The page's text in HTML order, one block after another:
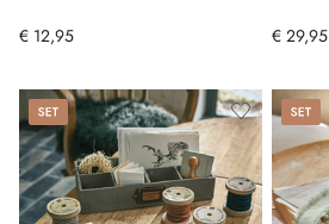
€ 12,95 € 29,95
Set Set